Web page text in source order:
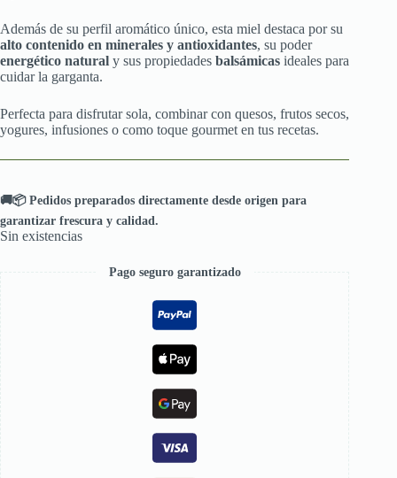
Además de su perfil aromático único, esta miel destaca por su
alto contenido en minerales y antioxidantes, su poder
energético natural y sus propiedades balsámicas ideales para
cuidar la garganta.
Perfecta para disfrutar sola, combinar con quesos, frutos secos,
yogures, infusiones o como toque gourmet en tus recetas.
🚚📦 Pedidos preparados directamente desde origen para
garantizar frescura y calidad.
Sin existencias
Pago seguro garantizado